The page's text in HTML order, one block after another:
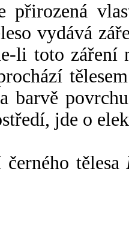
přirozená
vydává
li toto záření
barvě
jde o
tělesa